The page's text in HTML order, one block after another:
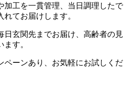
加工を一貫管理、当日調理したで
てお届けします。
日玄関先までお届け、高齢者の見
す。
ペーンあり、お気軽にお試しくだ